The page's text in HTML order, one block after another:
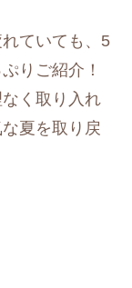
ていても、5
りご紹介！
く取り入れ
夏を取り戻